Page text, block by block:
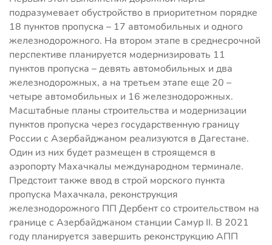
подразумевает обустройство в приоритетном порядке
18 пунктов пропуска – 17 автомобильных и одного
железнодорожного. На втором этапе в среднесрочной
перспективе планируется модернизировать 11
пунктов пропуска – девять автомобильных и два
железнодорожных, а на третьем этапе еще 20 –
четыре автомобильных и 16 железнодорожных.
Масштабные планы строительства и модернизации
пунктов пропуска через государственную границу
России с Азербайджаном реализуются в Дагестане.
Один из них будет размещен в строящемся в
аэропорту Махачкалы международном терминале.
Предстоит также ввод в строй морского пункта
пропуска Махачкала, реконструкция
железнодорожного ПП Дербент со строительством на
границе с Азербайджаном станции Самур II. В 2021
году планируется завершить реконструкцию АПП